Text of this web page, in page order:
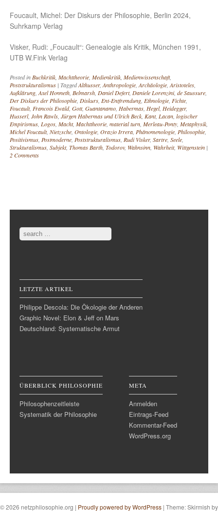
Foucault, Michel: Der Diskurs der Philosophie, Berlin 2024,
Suhrkamp Verlag
Visker, Rudi: „Foucault“: Genealogie als Kritik, München 1991,
UTB W.Fink Verlag
Posted inBuchkritik, Machttheorie, Medienkritik, Medienwissenschaft,
Poststrukturalismus | TaggedAlthusser,Anthropologie,Archäologie,Aristoteles,
Aufklärung,Axel Honneth, Belmarsh, Daniel Defert, Daniele Lorenzini, de Saussure,
Der Diskurs der Philosophie, Diskurs, Ent-Entfremdung, Ethnologie, Fichte,
Foucault, Francois Ewald, Gott, Guantanamo, Habermas, Hegel, Heidegger,
Husserl, John Rawls, Jürgen Habermas und Ulrich Beck, Kant, Lacan, logischer
Empirismus, Logos, Macht, Machttheorie, material turn, Merleau-Ponty, Metaphysik,
Michel Foucault, Nietzsche, Ontologie, Orazio Irrera, Phänomenologie, Philosophie,
Positivismus, Postmoderne, Poststrukturalismus, Rudi Visker, Sartre, Seele,
Strukturalismus, Subjekt, Thomas Barth, Todorov, Wahnsinn, Wahrheit, Wittgenstein |
2 Comments
Post navigation
Search
LETZTE ARTIKEL
Philippe Descola: Die Ökologie der Anderen
Graphic Novel: Elon & Jeff on Mars
Deutschland: Systematische Armut
ÜBERBLICK PHILOSOPHIE
Philosophenzeitleiste
Systematik der Philosophie
META
Anmelden
Eintrags-Feed
Kommentar-Feed
WordPress.org
© 2026 netzphilosophie.org | Proudly powered by WordPress | Theme: Skirmish by